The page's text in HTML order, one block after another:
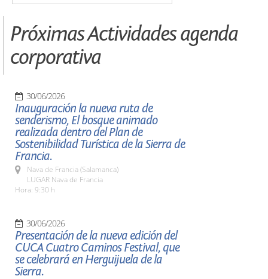
Próximas Actividades agenda
corporativa
30/06/2026
Inauguración la nueva ruta de
senderismo, El bosque animado
realizada dentro del Plan de
Sostenibilidad Turística de la Sierra de
Francia.
Nava de Francia (Salamanca)
LUGAR Nava de Francia
Hora: 9:30 h
30/06/2026
Presentación de la nueva edición del
CUCA Cuatro Caminos Festival, que
se celebrará en Herguijuela de la
Sierra.